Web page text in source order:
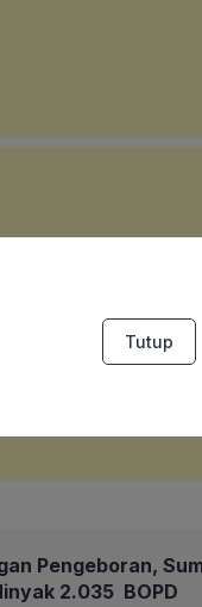
Pengeboran,
2.035 BOPD
Tutup